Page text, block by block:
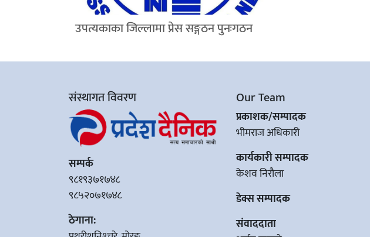
उपत्यकाका जिल्लामा प्रेस सङ्गठन पुनःगठन
संस्थागत विवरण
सम्पर्क
९८१९३७१७४८
९८५२०७१७४८
ठेगाना:
Our Team
प्रकाशक/सम्पादक
भीमराज अधिकारी
कार्यकारी सम्पादक
केशव निरौला
डेक्स सम्पादक
संवाददाता